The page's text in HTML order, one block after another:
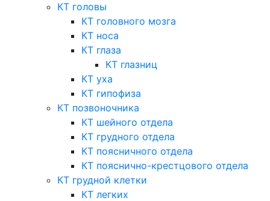
КТ головы
КТ головного мозга
КТ носа
КТ глаза
КТ глазниц
КТ уха
КТ гипофиза
КТ позвоночника
КТ шейного отдела
КТ грудного отдела
КТ поясничного отдела
КТ пояснично-крестцового отдела
КТ грудной клетки
КТ легких